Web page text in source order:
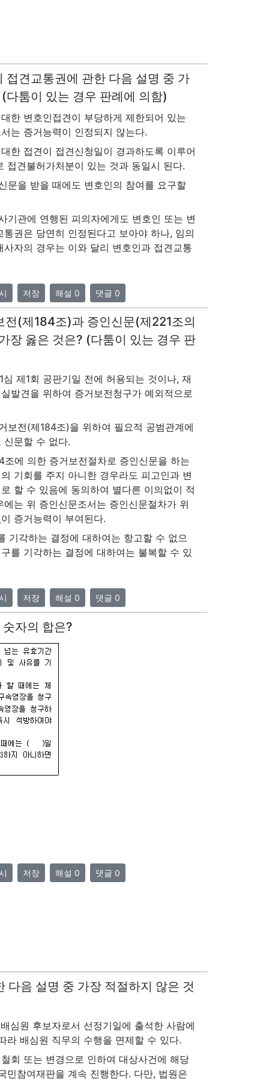
접견교통권에 관한 다음 설명 중 가
다툼이 있는 경우 판례에 의함)
한 변호인접견이 부당하게 제한되어 있는
는 증거능력이 인정되지 않는다.
한 접견이 접견신청일이 경과하도록 이루어
접견불허가처분이 있는 것과 동일시 된다.
을 받을 때에도 변호인의 참여를 요구할
관에 연행된 피의자에게도 변호인 또는 변
권은 당연히 인정된다고 보아야 하나, 임의
자의 경우는 이와 달리 변호인과 접견교통
저장 해설 0 댓글 0
전(제184조)과 증인신문(제221조의
장 옳은 것은? (다툼이 있는 경우 판
제1회 공판기일 전에 허용되는 것이나, 재
발견을 위하여 증거보전청구가 예외적으로
전(제184조)을 위하여 필요적 공범관계에
신문할 수 없다.
에 의한 증거보전절차로 증인신문을 하는
기회를 주지 아니한 경우라도 피고인과 변
할 수 있음에 동의하여 별다른 이의없이 적
는 위 증인신문조서는 증인신문절차가 위
증거능력이 부여된다.
각하는 결정에 대하여는 항고할 수 없으
를 기각하는 결정에 대하여는 불복할 수 있
저장 해설 0 댓글 0
자의 합은?
저장 해설 0 댓글 0
다음 설명 중 가장 적절하지 않은 것
원 후보자로서 선정기일에 출석한 사람에
라 배심원 직무의 수행을 면제할 수 있다.
회 또는 변경으로 인하여 대상사건에 해당
민참여재판을 계속 진행한다. 다만, 법원은